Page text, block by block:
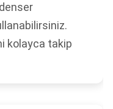
kolayca takip